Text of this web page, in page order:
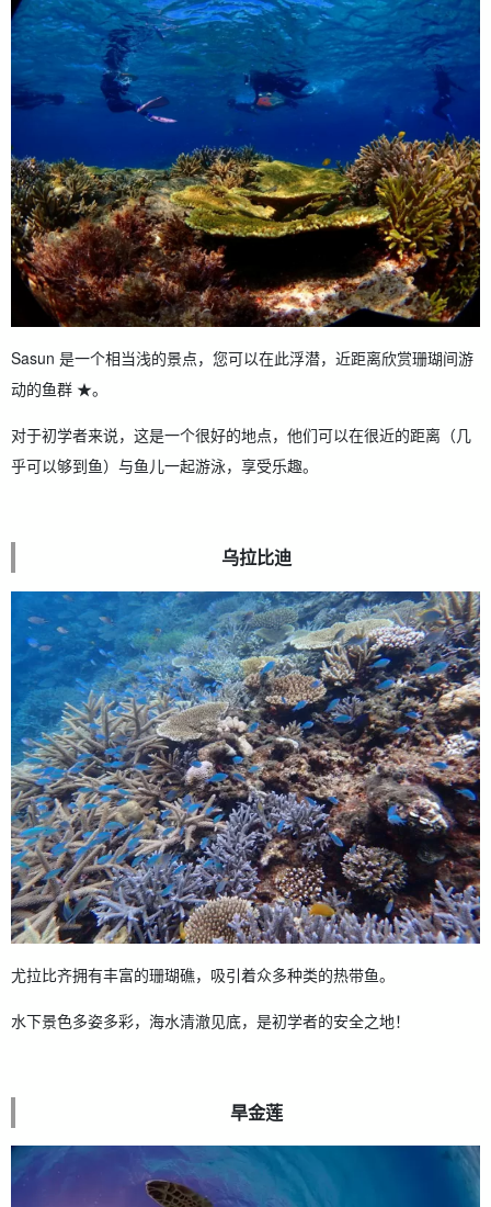
Sasun 是一个相当浅的景点，您可以在此浮潜，近距离欣赏珊瑚间游
动的鱼群 ★。
对于初学者来说，这是一个很好的地点，他们可以在很近的距离（几
乎可以够到鱼）与鱼儿一起游泳，享受乐趣。
乌拉比迪
尤拉比齐拥有丰富的珊瑚礁，吸引着众多种类的热带鱼。
水下景色多姿多彩，海水清澈见底，是初学者的安全之地！
旱金莲